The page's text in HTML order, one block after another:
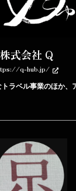
株式会社 Q
q-hub.jp/
ラベル事業のほか、